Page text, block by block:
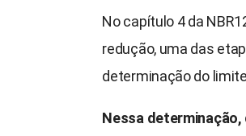
No capítulo 4 da
redução, uma das
determinação do
Nessa determinação,